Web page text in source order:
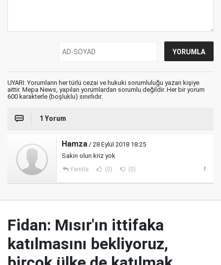
UYARI: Yorumların her türlü cezai ve hukuki sorumluluğu yazan kişiye
aittir. Mepa News, yapılan yorumlardan sorumlu değildir. Her bir yorum
600 karakterle (boşluklu) sınırlıdır.
1 Yorum
Hamza / 28 Eylül 2018 18:25
Sakin olun kriz yok
Yanıtla (0) (0)
Fidan: Mısır'ın ittifaka
katılmasını bekliyoruz,